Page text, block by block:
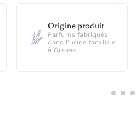
Origine produit
Parfums fabriqués
dans l'usine familiale
à Grasse